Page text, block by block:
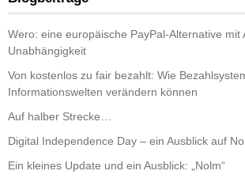
Wero: eine europäische PayPal-Alternative mit
Unabhängigkeit
Von kostenlos zu fair bezahlt: Wie
Informationswelten verändern können
Auf halber Strecke…
Digital Independence Day – ein Ausblick auf
Ein kleines Update und ein Ausblick: „Nolm“